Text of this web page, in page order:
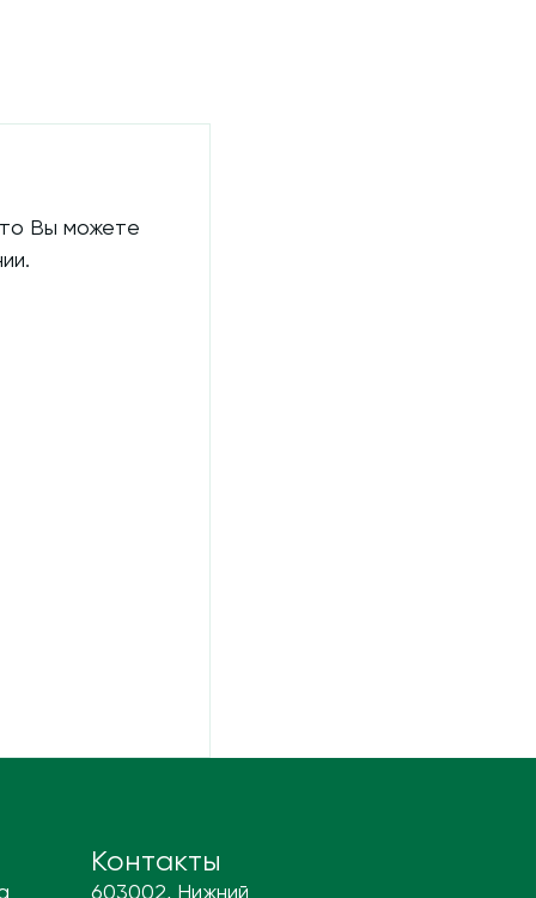
Вы можете
Контакты
603002, Нижний